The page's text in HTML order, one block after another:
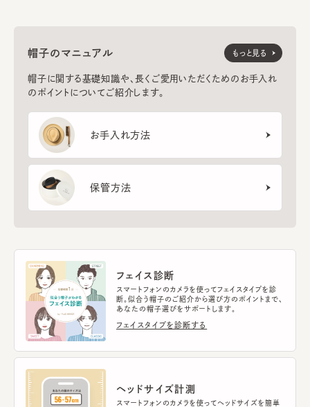
帽子のマニュアル
帽子に関する基礎知識や、長くご愛用いただくためのお手入れ
のポイントについてご紹介します。
お手入れ方法
保管方法
もっと見る
フェイス診断
スマートフォンのカメラを使ってフェイスタイプを診
断。似合う帽子のご紹介から選び方のポイントまで、
あなたの帽子選びをサポートします。
フェイスタイプを診断する
ヘッドサイズ計測
スマートフォンのカメラを使ってヘッドサイズを簡単